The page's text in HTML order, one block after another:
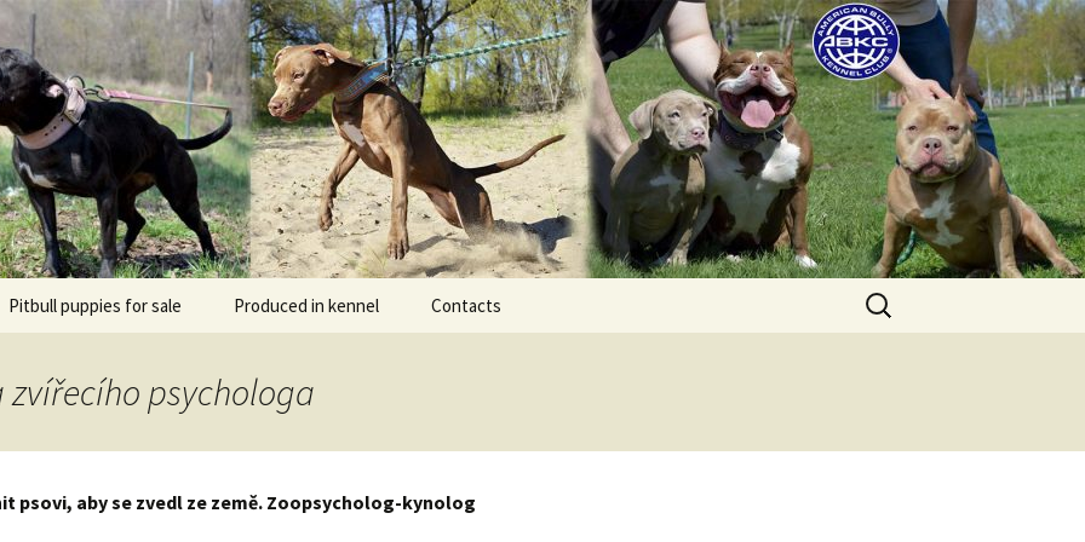
BULLS Europe. ADBA registered. APBT puppies for sale. Worldwide shipping
Pitbull puppies for sale Produced in kennel Contacts
Найти:
psychologa
psovi, aby se zvedl ze země. Zoopsycholog-kynolog